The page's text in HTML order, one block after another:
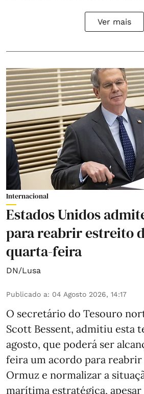
Ver mais
Internacional
Estados Unidos
para reabrir estreito
quarta-feira
DN/Lusa
Publicado a: 04 Agosto 2026, 14:17
O secretário do Tesouro
Scott Bessent, admitiu esta
agosto, que poderá ser
feira um acordo para
Ormuz e normalizar a
marítima estratégica, apesar